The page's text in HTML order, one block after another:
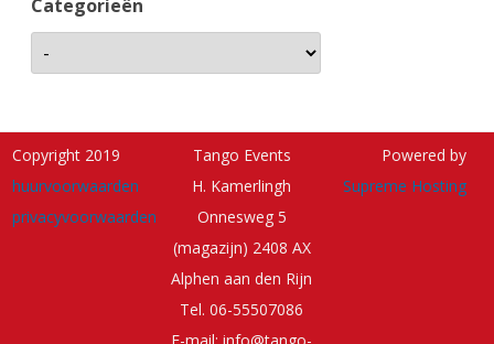
Categorieën
Copyright 2019
huurvoorwaarden
privacyvoorwaarden
Tango Events
H. Kamerlingh
Onnesweg 5
(magazijn) 2408 AX
Alphen aan den Rijn
Tel. 06-55507086
Powered by
Supreme Hosting